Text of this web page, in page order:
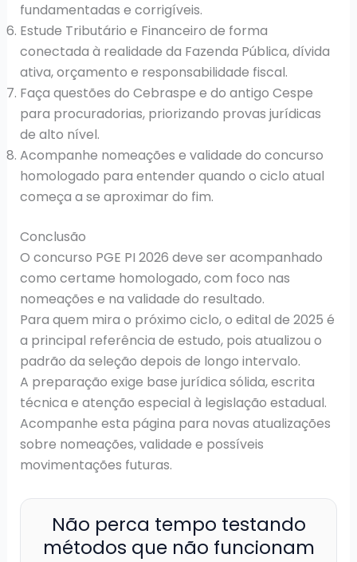
fundamentadas e corrigíveis.
Estude Tributário e Financeiro de forma
conectada à realidade da Fazenda Pública, dívida
ativa, orçamento e responsabilidade fiscal.
Faça questões do Cebraspe e do antigo Cespe
para procuradorias, priorizando provas jurídicas
de alto nível.
Acompanhe nomeações e validade do concurso
homologado para entender quando o ciclo atual
começa a se aproximar do fim.
Conclusão
O concurso PGE PI 2026 deve ser acompanhado
como certame homologado, com foco nas
nomeações e na validade do resultado.
Para quem mira o próximo ciclo, o edital de 2025 é
a principal referência de estudo, pois atualizou o
padrão da seleção depois de longo intervalo.
A preparação exige base jurídica sólida, escrita
técnica e atenção especial à legislação estadual.
Acompanhe esta página para novas atualizações
sobre nomeações, validade e possíveis
movimentações futuras.
Não perca tempo testando
métodos que não funcionam